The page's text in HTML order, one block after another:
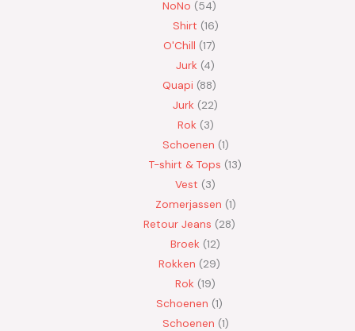
NoNo
54
Shirt 16
O'Chill 17
Jurk 4
Quapi 88
Jurk
22
Rok 3
Schoenen 1
T-shirt & Tops 13
Vest
3
Zomerjassen 1
Retour Jeans
28
Broek 12
Rokken
29
Rok 19
Schoenen 1
Schoenen 1